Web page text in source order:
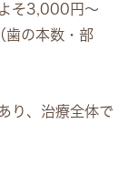
そ3,000円〜
歯の本数・部
り、治療全体で